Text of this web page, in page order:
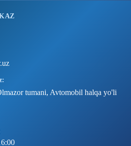
tumani, Avtomobil halqa yo'li